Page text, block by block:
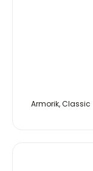
Armorik, Classic